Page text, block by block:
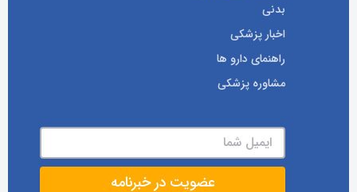
بدنی
اخبار پزشکی
راهنمای دارو ها
مشاوره پزشکی